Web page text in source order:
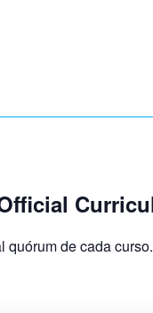
quórum de cada curso.